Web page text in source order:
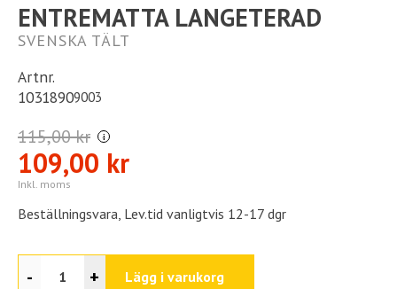
ENTREMATTA LANGETERAD
SVENSKA TÄLT
Artnr.
10318909003
115,00 kr i
109,00 kr
Inkl. moms
Beställningsvara, Lev.tid vanligtvis 12-17 dgr
- + Lägg i varukorg